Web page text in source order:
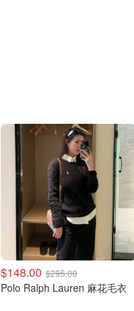
$148.00 $295.00
Polo Ralph Lauren 麻花毛衣